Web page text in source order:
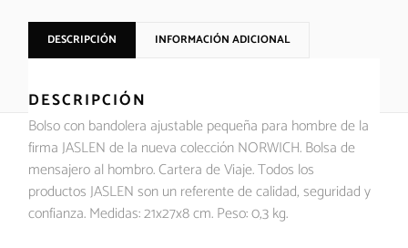
DESCRIPCIÓN INFORMACIÓN ADICIONAL
DESCRIPCIÓN
Bolso con bandolera ajustable pequeña para hombre de la
firma JASLEN de la nueva colección NORWICH. Bolsa de
mensajero al hombro. Cartera de Viaje. Todos los
productos JASLEN son un referente de calidad, seguridad y
confianza. Medidas: 21x27x8 cm. Peso: 0,3 kg.